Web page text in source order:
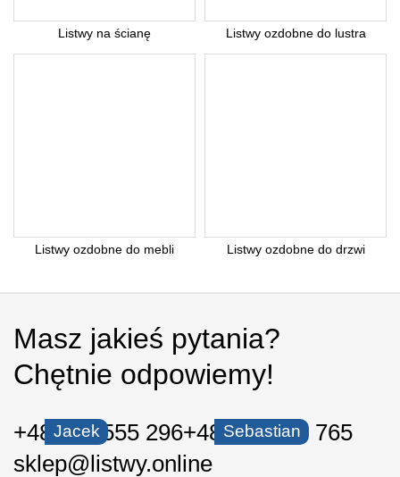
Listwy na ścianę Listwy ozdobne do lustra
Listwy ozdobne do mebli Listwy ozdobne do drzwi
Masz jakieś pytania?
Chętnie odpowiemy!
Jacek
+48 535 555 296 Sebastian
+48 530 550 765
sklep@listwy.online